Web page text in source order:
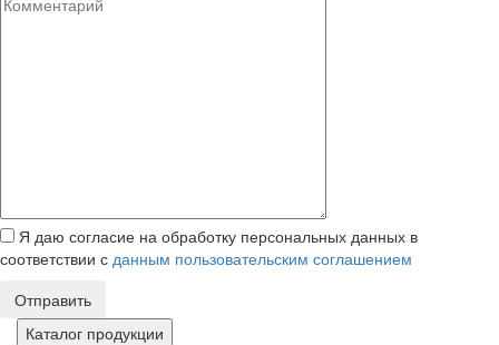
Я даю согласие на обработку персональных данных в
соответствии с данным пользовательским соглашением
Отправить
Каталог продукции